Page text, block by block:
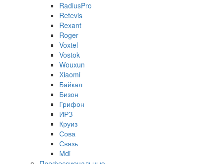
RadiusPro
Retevis
Rexant
Roger
Voxtel
Vostok
Wouxun
Xiaomi
Байкал
Бизон
Грифон
ИРЗ
Круиз
Сова
Связь
Mdi